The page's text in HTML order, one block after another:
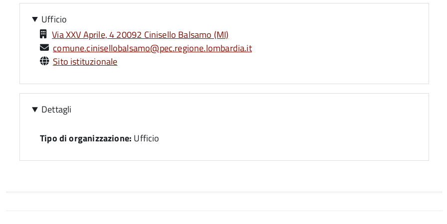
Ufficio
Via XXV Aprile, 4 20092 Cinisello Balsamo (MI)
comune.cinisellobalsamo@pec.regione.lombardia.it
Sito istituzionale
Dettagli
Tipo di organizzazione: Ufficio